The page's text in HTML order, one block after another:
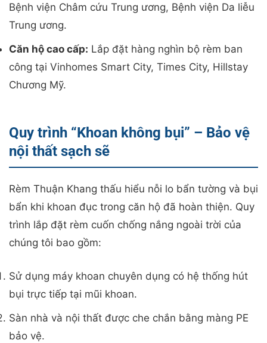
Bệnh viện Châm cứu Trung ương, Bệnh viện Da liễu
Trung ương.
Căn hộ cao cấp: Lắp đặt hàng nghìn bộ rèm ban
công tại Vinhomes Smart City, Times City, Hillstay
Chương Mỹ.
Quy trình “Khoan không bụi” – Bảo vệ
nội thất sạch sẽ
Rèm Thuận Khang thấu hiểu nỗi lo bẩn tường và bụi
bẩn khi khoan đục trong căn hộ đã hoàn thiện. Quy
trình lắp đặt rèm cuốn chống nắng ngoài trời của
chúng tôi bao gồm:
Sử dụng máy khoan chuyên dụng có hệ thống hút
bụi trực tiếp tại mũi khoan.
Sàn nhà và nội thất được che chắn bằng màng PE
bảo vệ.